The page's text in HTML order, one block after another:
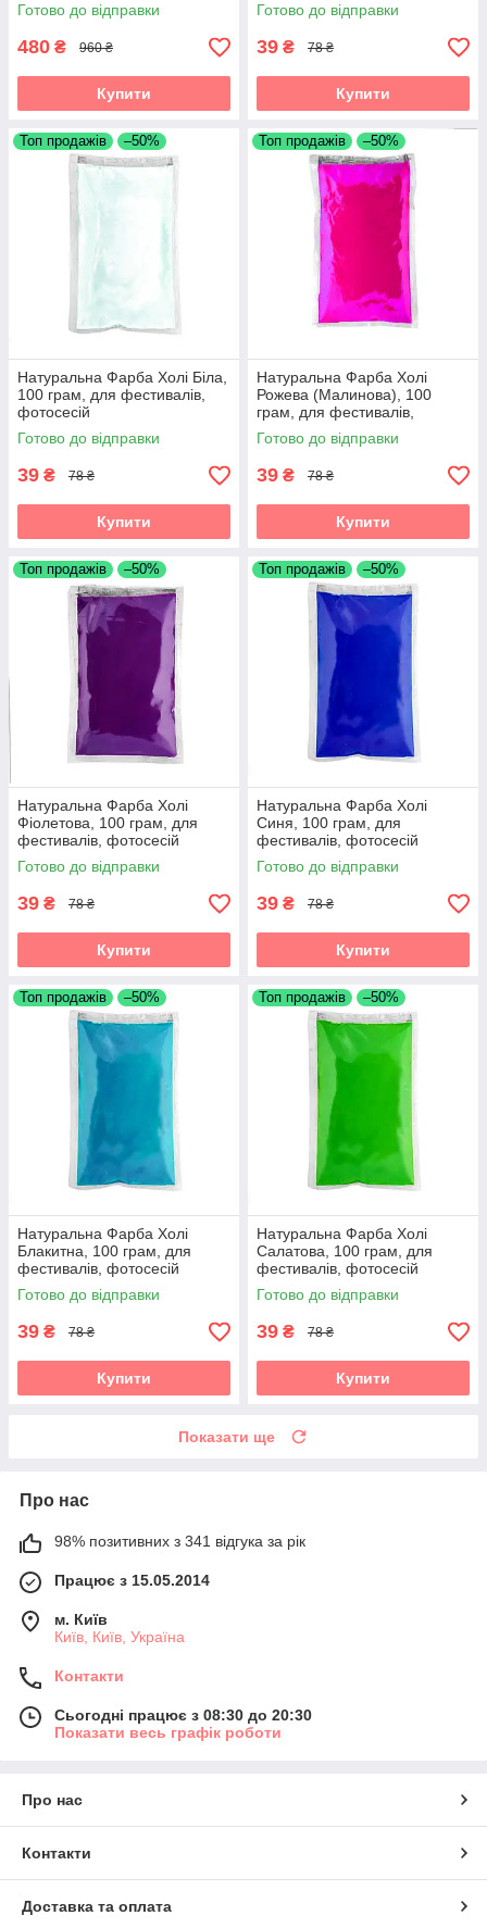
Готово до відправки
480 ₴ 960 ₴
Купити
Готово до відправки
39 ₴ 78 ₴
Купити
Топ продажів –50%
Натуральна Фарба Холі Біла,
100 грам, для фестивалів,
фотосесій
Готово до відправки
39 ₴ 78 ₴
Купити
Топ продажів –50%
Натуральна Фарба Холі
Рожева (Малинова), 100
грам, для фестивалів,
фотосесій
Готово до відправки
39 ₴ 78 ₴
Купити
Топ продажів –50%
Натуральна Фарба Холі
Фіолетова, 100 грам, для
фестивалів, фотосесій
Готово до відправки
39 ₴ 78 ₴
Купити
Топ продажів –50%
Натуральна Фарба Холі
Синя, 100 грам, для
фестивалів, фотосесій
Готово до відправки
39 ₴ 78 ₴
Купити
Топ продажів –50%
Натуральна Фарба Холі
Блакитна, 100 грам, для
фестивалів, фотосесій
Готово до відправки
39 ₴ 78 ₴
Купити
Топ продажів –50%
Натуральна Фарба Холі
Салатова, 100 грам, для
фестивалів, фотосесій
Готово до відправки
39 ₴ 78 ₴
Купити
Показати ще
Про нас
98% позитивних з 341 відгука за рік
Працює з 15.05.2014
м. Київ
Київ, Київ, Україна
Контакти
Сьогодні працює з 08:30 до 20:30
Показати весь графік роботи
Про нас
Контакти
Доставка та оплата